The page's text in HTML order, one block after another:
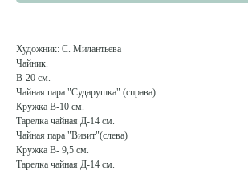
Художник: С. Милантьева
Чайник.
В-20 см.
Чайная пара "Сударушка" (справа)
Кружка В-10 см.
Тарелка чайная Д-14 см.
Чайная пара "Визит"(слева)
Кружка В- 9,5 см.
Тарелка чайная Д-14 см.